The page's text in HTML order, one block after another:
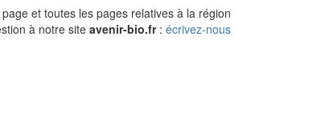
et toutes les pages relatives à la région
à notre siteavenir-bio.fr: écrivez-nous